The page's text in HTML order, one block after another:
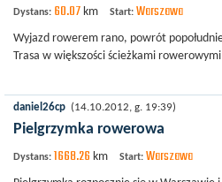
Dystans: 60.07 km Start: Warszawa
Wyjazd rowerem rano, powrót
Trasa w większości ścieżkami rowerowymi
daniel26cp (14.10.2012, g. 19:39)
Pielgrzymka rowerowa
Dystans: 1668.26 km Start: Warszawa